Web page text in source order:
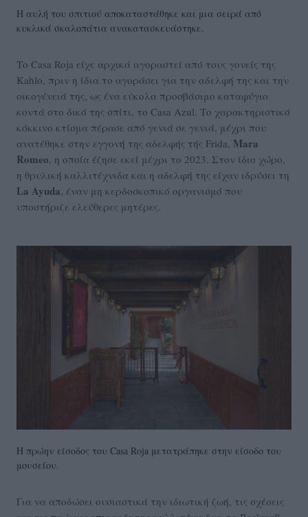
Η αυλή του σπιτιού αποκαταστάθηκε και μια σειρά από
κυκλικά σκαλοπάτια ανακατασκευάστηκε.
Tο Casa Roja είχε αρχικά αγοραστεί από τους γονείς της
Kahlo, πριν η ίδια το αγοράσει για την αδελφή της και την
οικογένειά της, ως ένα εύκολα προσβάσιμο καταφύγιο
κοντά στο δικό της σπίτι, το Casa Azul. Το χαρακτηριστικό
κόκκινο κτίσμα πέρασε από γενιά σε γενιά, μέχρι που
ανατέθηκε στην εγγονή της αδελφής τής Frida, Mara
Romeo, η οποία έζησε εκεί μέχρι το 2023. Στον ίδιο χώρο,
η θρυλική καλλιτέχνιδα και η αδελφή της είχαν ιδρύσει τη
La Ayuda, έναν μη κερδοσκοπικό οργανισμό που
υποστήριζε ελεύθερες μητέρες.
Η πρώην είσοδος του Casa Roja μετατράπηκε στην είσοδο του
μουσείου.
Για να αποδώσει ουσιαστικά την ιδιωτική ζωή, τις σχέσεις